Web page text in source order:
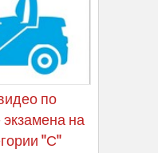
по
экзамена на
"С"